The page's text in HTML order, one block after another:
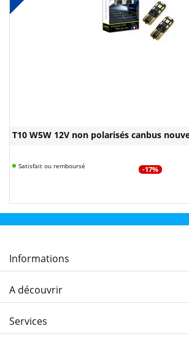
T10 W5W 12V non polarisés canbus
Satisfait ou remboursé -17%
Informations
A découvrir
Services